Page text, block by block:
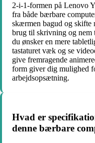
2-i-1-formen på Lenovo
fra både bærbare
skærmen bagud og skifte
brug til skrivning og nem
du ønsker en mere
tastaturet væk og se
give fremragende
form giver dig mulighed
arbejdsopsætning.
Hvad er
denne bærbare